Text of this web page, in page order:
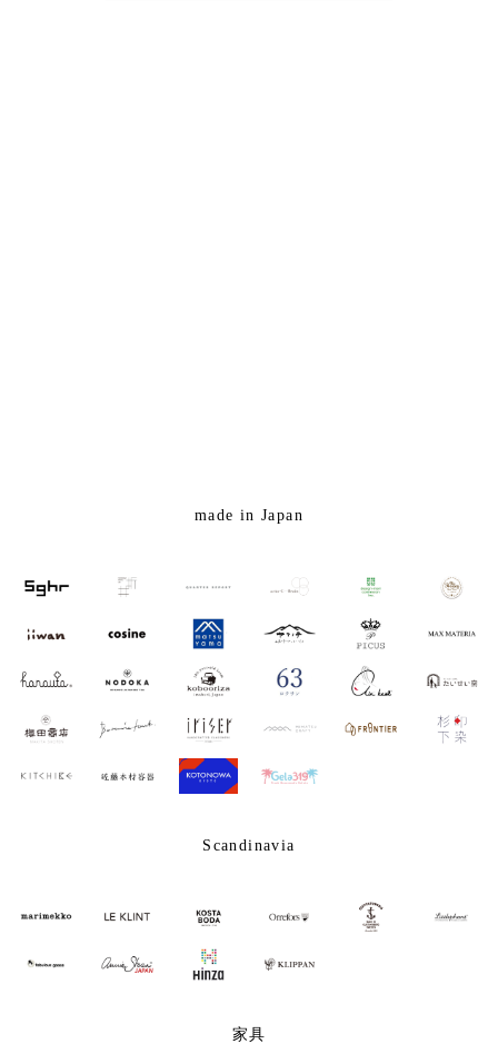
made in Japan
Scandinavia
家具